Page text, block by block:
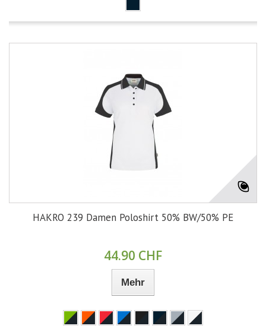
HAKRO 239 Damen Poloshirt 50% BW/50% PE
44.90 CHF
Mehr